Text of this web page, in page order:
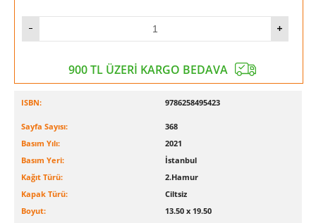
900 TL ÜZERİ KARGO BEDAVA
ISBN: 9786258495423
Sayfa Sayısı:
368
Basım Yılı:
2021
Basım Yeri:
İstanbul
Kağıt Türü:
2.Hamur
Kapak Türü:
Ciltsiz
Boyut:
13.50 x 19.50